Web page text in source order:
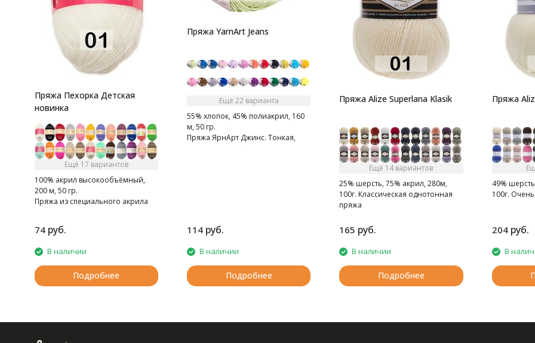
Пряжа Пехорка Детская
новинка
Ещё 17 вариантов
100% акрил высокообъёмный,
200 м, 50 гр.
Пряжа из специального акрила
74 руб.
В наличии
Подробнее
Пряжа YarnArt Jeans
Ещё 22 варианта
55% хлопок, 45% полиакрил, 160
м, 50 гр.
Пряжа ЯрнАрт Джинс. Тонкая,
мягкая, слегка бархатистая нитка.
114 руб.
В наличии
Подробнее
Пряжа Alize Superlana Klasik
Ещё 14 вариантов
25% шерсть, 75% акрил, 280м,
100г. Классическая однотонная
пряжа
165 руб.
В наличии
Подробнее
Пряжа
49%
100г.
204 руб.
В